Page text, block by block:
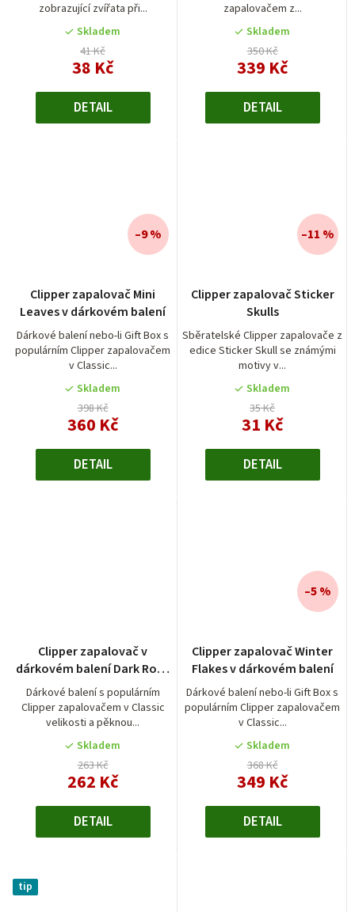
zobrazující zvířata při...
Skladem
41 Kč
38 Kč
DETAIL
zapalovačem z...
Skladem
350 Kč
339 Kč
DETAIL
Clipper zapalovač Mini
Leaves v dárkovém balení
Dárkové balení nebo-li Gift Box s
populárním Clipper zapalovačem
v Classic...
Skladem
398 Kč
360 Kč
–9 %
DETAIL
Clipper zapalovač Sticker
Skulls
Sběratelské Clipper zapalovače z
edice Sticker Skull se známými
motivy v...
Skladem
35 Kč
31 Kč
–11 %
DETAIL
Clipper zapalovač v
dárkovém balení Dark Rose
Gold
Dárkové balení s populárním
Clipper zapalovačem v Classic
velikosti a pěknou...
Skladem
263 Kč
262 Kč
DETAIL
Clipper zapalovač Winter
Flakes v dárkovém balení
Dárkové balení nebo-li Gift Box s
populárním Clipper zapalovačem
v Classic...
Skladem
368 Kč
349 Kč
–5 %
DETAIL
tip